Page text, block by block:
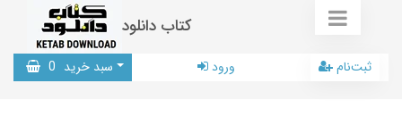
کتاب دانلود
سبد خرید 0 ورود ثبت‌نام